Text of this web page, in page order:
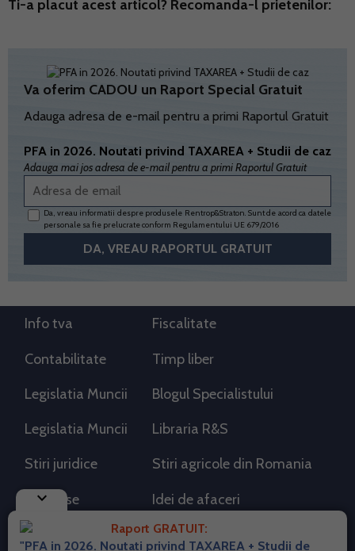
Ti-a placut acest articol? Recomanda-l prietenilor:
Va oferim CADOU un Raport Special Gratuit
Adauga adresa de e-mail pentru a primi Raportul Gratuit
PFA in 2026. Noutati privind TAXAREA + Studii de caz
Adauga mai jos adresa de e-mail pentru a primi Raportul Gratuit
Da, vreau informatii despre produsele Rentrop&Straton. Sunt de acord ca datele
personale sa fie prelucrate conform Regulamentului UE 679/2016
keyboard_arrow_down
Raport GRATUIT:
"PFA in 2026. Noutati privind TAXAREA + Studii de
Info tva Fiscalitate
Contabilitate Timp liber
Legislatia Muncii Blogul Specialistului
Legislatia Muncii Libraria R&S
Stiri juridice Stiri agricole din Romania
AdSense Idei de afaceri